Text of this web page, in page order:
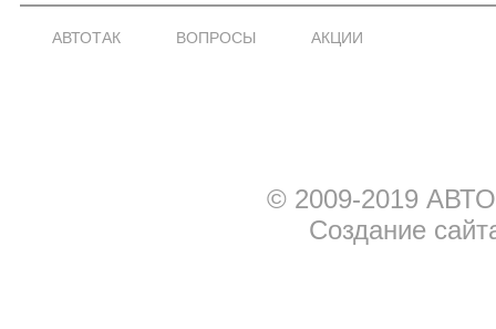
АВТОТАК ВОПРОСЫ АКЦИИ
© 2009-2019
Создание